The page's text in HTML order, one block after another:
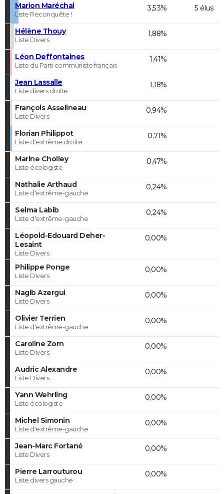
Marion Maréchal
Liste Reconquête !
3,53% 5 élus
Hélène Thouy
Liste Divers
1,88%
Léon Deffontaines
Liste du Parti communiste français
1,41%
Jean Lassalle
Liste divers droite
1,18%
François Asselineau
Liste Divers
0,94%
Florian Philippot
Liste d'extrême droite
0,71%
Marine Cholley
Liste écologiste
0,47%
Nathalie Arthaud
Liste d'extrême-gauche
0,24%
Selma Labib
Liste d'extrême-gauche
0,24%
Léopold-Edouard Deher-
Lesaint
Liste Divers
0,00%
Philippe Ponge
Liste Divers
0,00%
Nagib Azergui
Liste Divers
0,00%
Olivier Terrien
Liste d'extrême-gauche
0,00%
Caroline Zorn
Liste Divers
0,00%
Audric Alexandre
Liste Divers
0,00%
Yann Wehrling
Liste écologiste
0,00%
Michel Simonin
Liste d'extrême-gauche
0,00%
Jean-Marc Fortané
Liste Divers
0,00%
Pierre Larrouturou
Liste divers gauche
0,00%